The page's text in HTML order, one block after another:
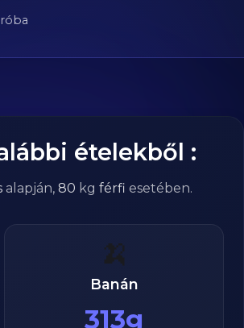
ételekből :
alapján, 80 kg férfi esetében.
🍌
Banán
313g